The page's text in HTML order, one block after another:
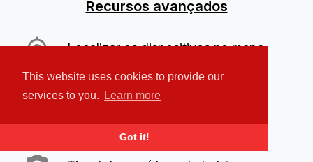
This website uses cookies to provide our
services to you.
Learn more
Got it!
Recursos avançados
Localizar os dispositivos no mapa
Tocar um alarme sonoro alto
Proteger seus dados pessoais